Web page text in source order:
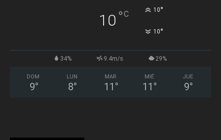
10 °C 10°
10°
34% 9.4m/s 29%
DOM
9°
LUN
8°
MAR
11 °
MIÉ
11 °
JUE
9°